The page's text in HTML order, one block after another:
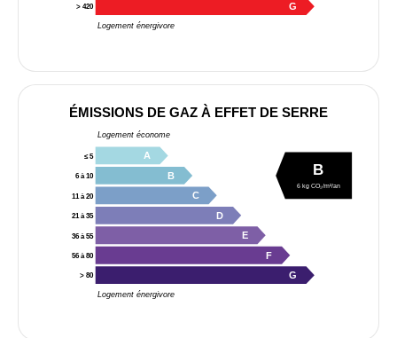
Logement énergivore
> 420 G
ÉMISSIONS DE GAZ À EFFET DE SERRE
Logement économe
Logement énergivore
≤ 5 A
6 à 10 B
11 à 20 C
21 à 35 D
36 à 55 E
56 à 80 F
> 80 G
B
6 kg CO₂/m²/an